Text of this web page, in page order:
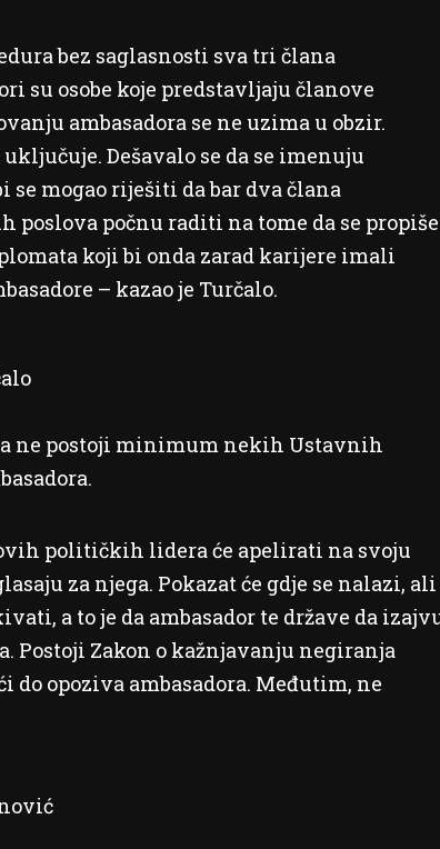
bez saglasnosti sva tri člana
su osobe koje predstavljaju članove
ambasadora se ne uzima u obzir.
Dešavalo se da se imenuju
se mogao riješiti da bar dva člana
počnu raditi na tome da se propiše
koji bi onda zarad karijere imali
– kazao je Turčalo.
ne postoji minimum nekih Ustavnih
političkih lidera će apelirati na svoju
za njega. Pokazat će gdje se nalazi, ali
a to je da ambasador te države da
Postoji Zakon o kažnjavanju negiranja
opoziva ambasadora. Međutim, ne